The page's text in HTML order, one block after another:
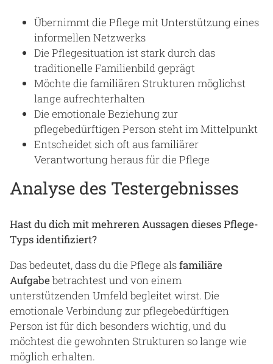
Über uns
Notaufnahme
Anreise
Übernimmt die Pflege mit Unterstützung eines
informellen Netzwerks
Die Pflegesituation ist stark durch das
traditionelle Familienbild geprägt
Möchte die familiären Strukturen möglichst
lange aufrechterhalten
Die emotionale Beziehung zur
pflegebedürftigen Person steht im Mittelpunkt
Entscheidet sich oft aus familiärer
Verantwortung heraus für die Pflege
Analyse des Testergebnisses
Hast du dich mit mehreren Aussagen dieses Pflege-
Typs identifiziert?
Das bedeutet, dass du die Pflege alsfamiliäre
Aufgabebetrachtest und von einem
unterstützenden Umfeld begleitet wirst. Die
emotionale Verbindung zur pflegebedürftigen
Person ist für dich besonders wichtig, und du
möchtest die gewohnten Strukturen so lange wie
möglich erhalten.